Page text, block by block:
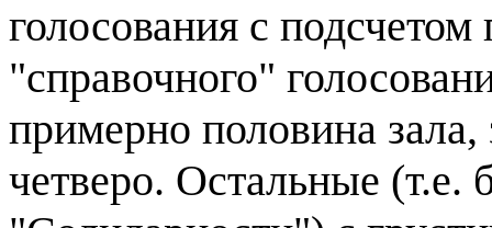
голосования с
"справочного"
примерно половина
четверо. Остальные (т.е.